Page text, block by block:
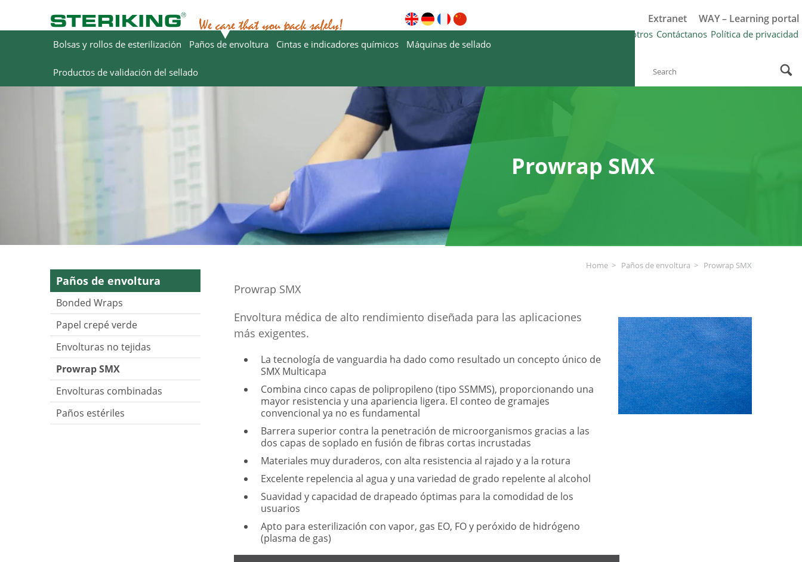
Extranet WAY – Learning portal
Descargas ¿Por qué Steriking®? FAQ Sobre nosotros Contáctanos Política de privacidad
Bolsas y rollos de esterilización
Paños de envoltura Cintas e indicadores químicos Máquinas de sellado
Productos de validación del sellado
Prowrap SMX
Home Paños de envoltura Prowrap SMX
Paños de envoltura
Bonded Wraps
Papel crepé verde
Envolturas no tejidas
Prowrap SMX
Envolturas combinadas
Paños estériles
Prowrap SMX
Envoltura médica de alto rendimiento diseñada para las aplicaciones
más exigentes.
La tecnología de vanguardia ha dado como resultado un concepto único de
SMX Multicapa
Combina cinco capas de polipropileno (tipo SSMMS), proporcionando una
mayor resistencia y una apariencia ligera. El conteo de gramajes
convencional ya no es fundamental
Barrera superior contra la penetración de microorganismos gracias a las
dos capas de soplado en fusión de fibras cortas incrustadas
Materiales muy duraderos, con alta resistencia al rajado y a la rotura
Excelente repelencia al agua y una variedad de grado repelente al alcohol
Suavidad y capacidad de drapeado óptimas para la comodidad de los
usuarios
Apto para esterilización con vapor, gas EO, FO y peróxido de hidrógeno
(plasma de gas)